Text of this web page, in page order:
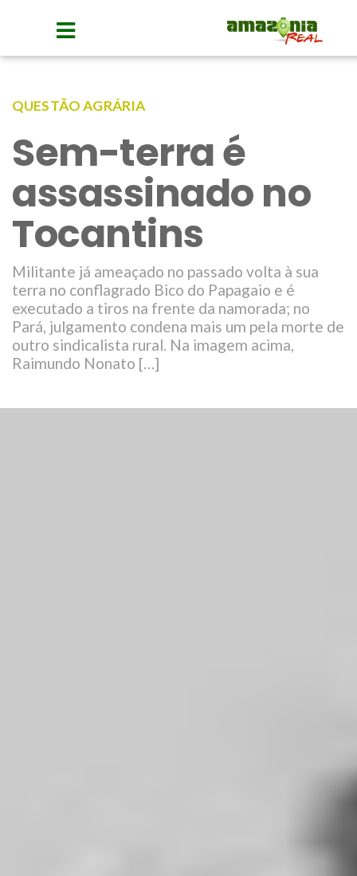
QUESTÃO AGRÁRIA
Sem-terra é
assassinado no
Tocantins
Militante já ameaçado no passado volta à sua
terra no conflagrado Bico do Papagaio e é
executado a tiros na frente da namorada; no
Pará, julgamento condena mais um pela morte de
outro sindicalista rural. Na imagem acima,
Raimundo Nonato […]